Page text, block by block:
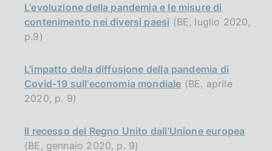
L'evoluzione della pandemia e le misure di
contenimento nei diversi paesi (BE, luglio 2020,
p.9)
L'impatto della diffusione della pandemia di
Covid-19 sull'economia mondiale (BE, aprile
2020, p. 9)
Il recesso del Regno Unito dall'Unione europea
(BE, gennaio 2020, p. 9)